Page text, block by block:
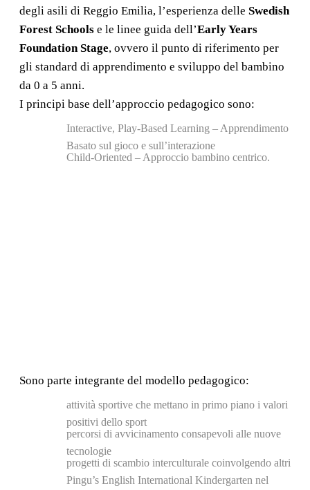
degli asili di Reggio Emilia, l’esperienza delle Swedish
Forest Schools e le linee guida dell’Early Years
Foundation Stage, ovvero il punto di riferimento per
gli standard di apprendimento e sviluppo del bambino
da 0 a 5 anni.
I principi base dell’approccio pedagogico sono:
Interactive, Play-Based Learning – Apprendimento
Basato sul gioco e sull’interazione
Child-Oriented – Approccio bambino centrico.
Sono parte integrante del modello pedagogico:
attività sportive che mettano in primo piano i valori
positivi dello sport
percorsi di avvicinamento consapevoli alle nuove
tecnologie
progetti di scambio interculturale coinvolgendo altri
Pingu’s English International Kindergarten nel